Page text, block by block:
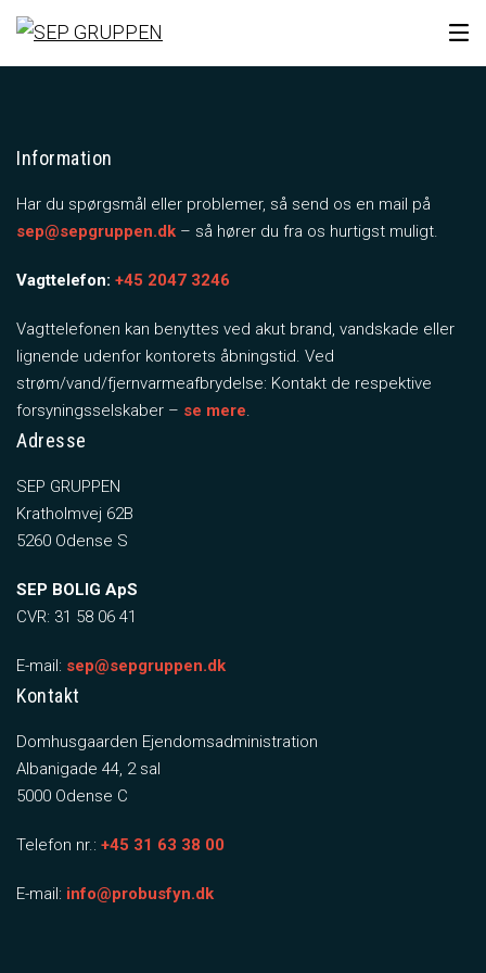
Lejeboliger
Information til lejere
Om SEP GRUPPEN
Kontakt
Information
Har du spørgsmål eller problemer, så send os en mail på
sep@sepgruppen.dk – så hører du fra os hurtigst muligt.
Vagttelefon: +45 2047 3246
Vagttelefonen kan benyttes ved akut brand, vandskade eller
lignende udenfor kontorets åbningstid. Ved
strøm­/vand­/fjernvarmeafbrydelse: Kontakt de respektive
forsyningsselskaber – se mere.
Adresse
SEP GRUPPEN
Kratholmvej 62B
5260 Odense S
SEP BOLIG ApS
CVR: 31 58 06 41
E-mail: sep@sepgruppen.dk
Kontakt
Domhusgaarden Ejendomsadministration
Albanigade 44, 2 sal
5000 Odense C
Telefon nr.: +45 31 63 38 00
E-mail: info@probusfyn.dk